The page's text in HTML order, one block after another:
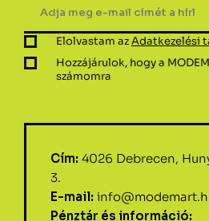
Elolvastam azAdatkezelési
Hozzájárulok, hogy a
számomra
Cím: 4026 Debrecen,
3.
E-mail:
Pénztár és információ: